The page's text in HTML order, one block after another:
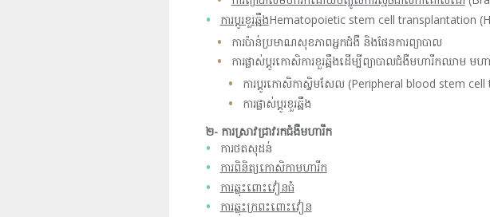
ការប្ដូរខួរឆ្អឹងHematopoietic stem cell transplantation
ការប៉ាន់ប្រមាណសុខភាពអ្នកជំងឺ និងផែនការព្យាបាល
ការផ្លាស់ប្តូរកោសិការខួរឆ្អឹងដើម្បីព្យាបាលជំងឺមហារីកឈាម ម
ការប្តូរកោសិកាស្ទិមសែល (Peripheral blood stem
ការផ្លាស់ប្តូរខួរឆ្អឹង
២- ការស្រាវជ្រាវរកជំងឺមហារីក
ការថតសុដន់
ការពិនិត្យកោសិកាមហារីក
ការឆ្លុះពោះវៀនធំ
ការឆ្លុះក្រពះពោះវៀន